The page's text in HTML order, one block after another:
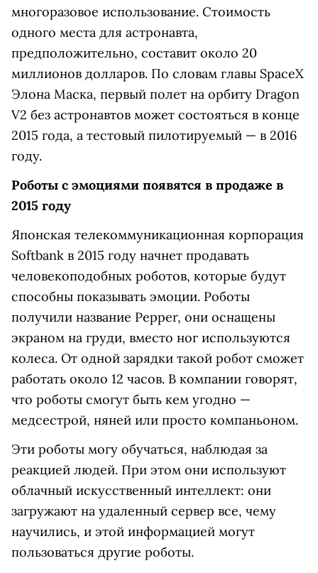
многоразовое использование. Стоимость
одного места для астронавта,
предположительно, составит около 20
миллионов долларов. По словам главы SpaceX
Элона Маска, первый полет на орбиту Dragon
V2 без астронавтов может состояться в конце
2015 года, а тестовый пилотируемый — в 2016
году.
Роботы с эмоциями появятся в продаже в
2015 году
Японская телекоммуникационная корпорация
Softbank в 2015 году начнет продавать
человекоподобных роботов, которые будут
способны показывать эмоции. Роботы
получили название Pepper, они оснащены
экраном на груди, вместо ног используются
колеса. От одной зарядки такой робот сможет
работать около 12 часов. В компании говорят,
что роботы смогут быть кем угодно —
медсестрой, няней или просто компаньоном.
Эти роботы могу обучаться, наблюдая за
реакцией людей. При этом они используют
облачный искусственный интеллект: они
загружают на удаленный сервер все, чему
научились, и этой информацией могут
пользоваться другие роботы.